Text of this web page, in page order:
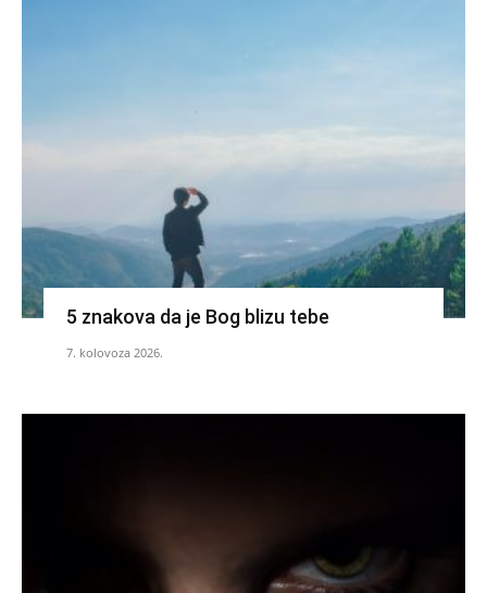
5 znakova da je Bog blizu tebe
7. kolovoza 2026.